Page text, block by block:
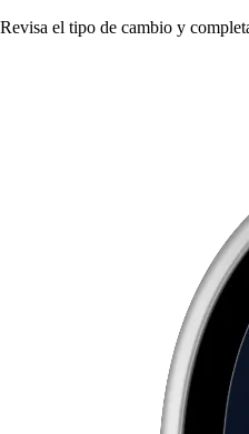
Revisa el tipo de cambio y